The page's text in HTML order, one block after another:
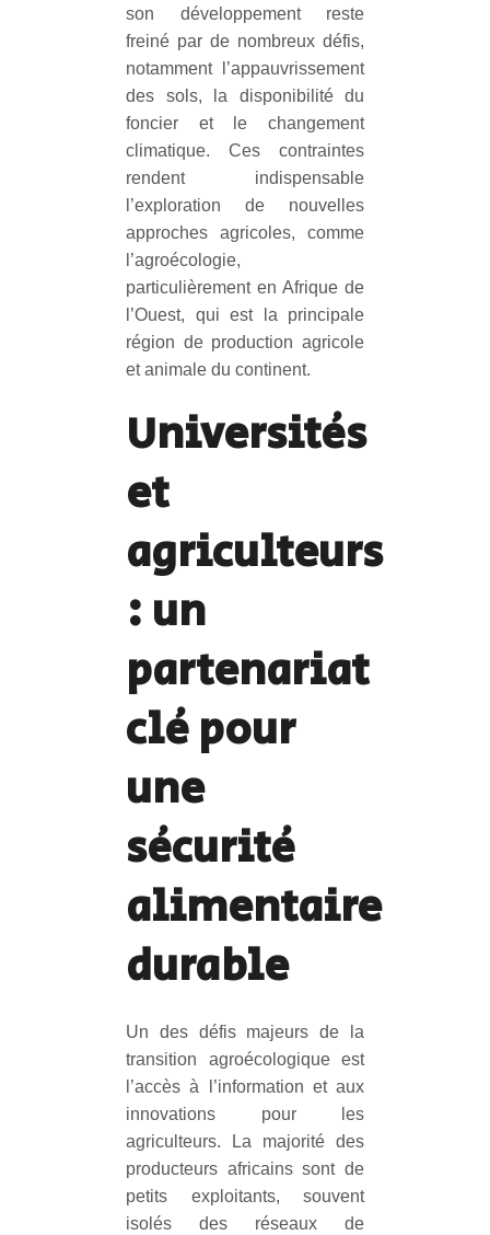
son développement reste
freiné par de nombreux défis,
notamment l’appauvrissement
des sols, la disponibilité du
foncier et le changement
climatique. Ces contraintes
rendent indispensable
l’exploration de nouvelles
approches agricoles, comme
l’agroécologie,
particulièrement en Afrique de
l’Ouest, qui est la principale
région de production agricole
et animale du continent.
Universités
et
agriculteurs
: un
partenariat
clé pour
une
sécurité
alimentaire
durable
Un des défis majeurs de la
transition agroécologique est
l’accès à l’information et aux
innovations pour les
agriculteurs. La majorité des
producteurs africains sont de
petits exploitants, souvent
isolés des réseaux de